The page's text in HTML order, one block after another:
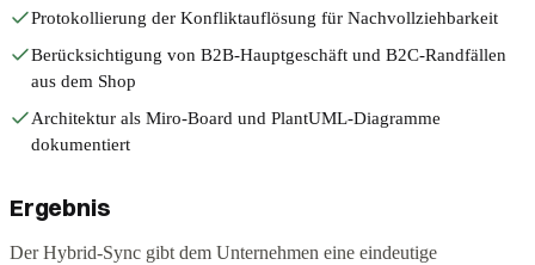
Protokollierung der Konfliktauflösung für Nachvollziehbarkeit
Berücksichtigung von B2B-Hauptgeschäft und B2C-Randfällen
aus dem Shop
Architektur als Miro-Board und PlantUML-Diagramme
dokumentiert
Ergebnis
Der Hybrid-Sync gibt dem Unternehmen eine eindeutige